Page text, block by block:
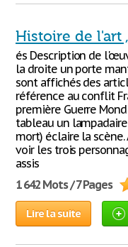
Histoire de l'art
és Description de
la droite un porte
sont affichés des
référence au conflit
première Guerre
tableau un
mort) éclaire la
voir les trois
assis
1 642 Mots / 7 Pages
Lire la suite